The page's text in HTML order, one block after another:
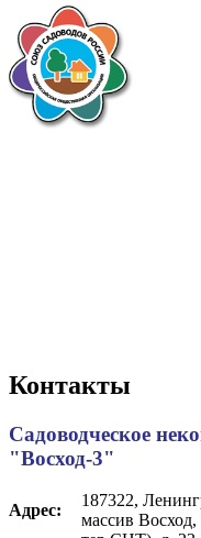
Контакты
Садоводческое
"Восход-3"
Адрес:
187322,
массив